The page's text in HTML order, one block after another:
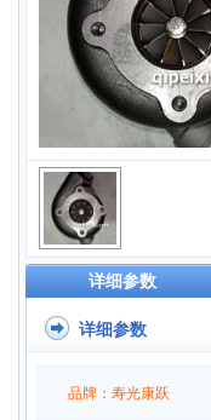
详细参数
详细参数
品牌：寿光康跃